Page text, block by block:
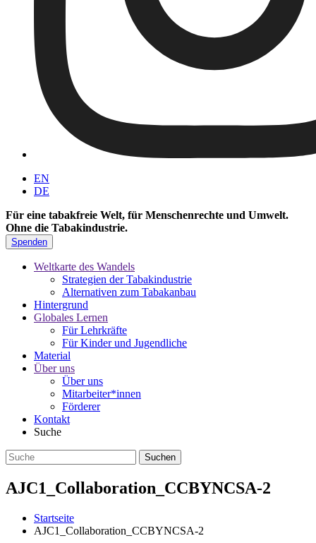
EN
DE
Für eine tabakfreie Welt, für Menschenrechte und Umwelt.
Ohne die Tabakindustrie.
Spenden
Weltkarte des Wandels
Strategien der Tabakindustrie
Alternativen zum Tabakanbau
Hintergrund
Globales Lernen
Für Lehrkräfte
Für Kinder und Jugendliche
Material
Über uns
Über uns
Mitarbeiter*innen
Förderer
Kontakt
Suche
AJC1_Collaboration_CCBYNCSA-2
Startseite
AJC1_Collaboration_CCBYNCSA-2